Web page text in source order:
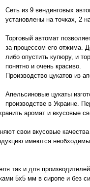
Сеть из 9 вендинговых
установлены на точках, 2
Торговый автомат
за процессом его отжима.
либо опустить купюру, и
понятно и очень красиво.
Производство цукатов из
Апельсиновые цукаты
производстве в Украине.
аромат и вкусовые
свои вкусовые
имеются
так и для
5х5 мм в сиропе и без